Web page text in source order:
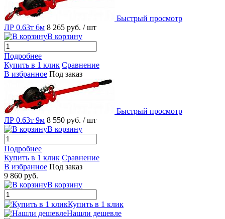
Быстрый просмотр
ЛР 0.63т 6м 8 265 руб. / шт
В корзину
Подробнее
Купить в 1 клик Сравнение
В избранное Под заказ
Быстрый просмотр
ЛР 0.63т 9м 8 550 руб. / шт
В корзину
Подробнее
Купить в 1 клик Сравнение
В избранное Под заказ
9 860 руб.
В корзину
Купить в 1 клик
Нашли дешевле